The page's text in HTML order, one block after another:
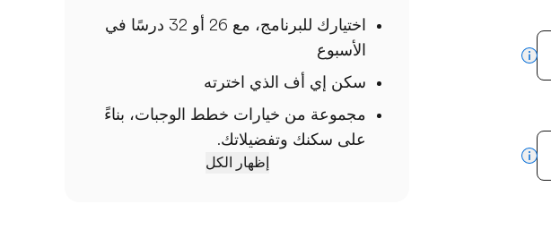
more info
more info
اختيارك للبرنامج، مع 26 أو 32 درسًا في
الأسبوع
سكن إي أف الذي اخترته
مجموعة من خيارات خطط الوجبات، بناءً
على سكنك وتفضيلاتك.
إظهار الكل